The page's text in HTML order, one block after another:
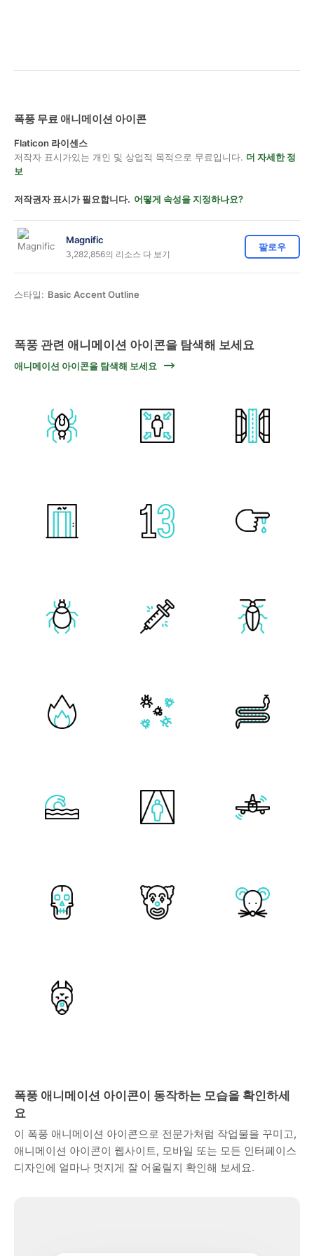
폭풍 무료 애니메이션 아이콘
Flaticon 라이센스
저작자 표시가있는 개인 및 상업적 목적으로 무료입니다. 더 자세한 정
보
저작권자 표시가 필요합니다. 어떻게 속성을 지정하나요?
Magnific
3,282,856의 리소스 다 보기
팔로우
스타일: Basic Accent Outline
폭풍 관련 애니메이션 아이콘을 탐색해 보세요
애니메이션 아이콘을 탐색해 보세요
폭풍 애니메이션 아이콘이 동작하는 모습을 확인하세
요
이 폭풍 애니메이션 아이콘으로 전문가처럼 작업물을 꾸미고,
애니메이션 아이콘이 웹사이트, 모바일 또는 모든 인터페이스
디자인에 얼마나 멋지게 잘 어울릴지 확인해 보세요.